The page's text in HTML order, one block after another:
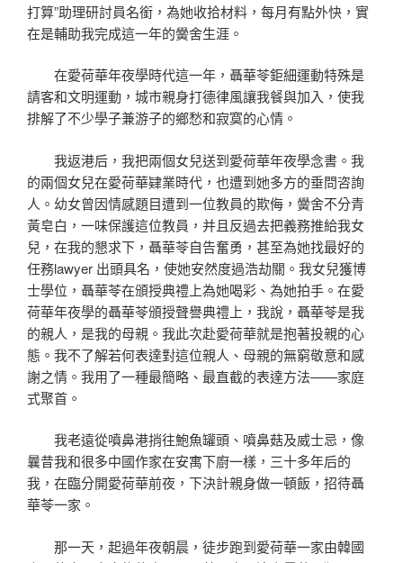
打算”助理研討員名銜，為她收拾材料，每月有點外快，實
在是輔助我完成這一年的黌舍生涯。
在愛荷華年夜學時代這一年，聶華苓鉅細運動特殊是
請客和文明運動，城市親身打德律風讓我餐與加入，使我
排解了不少學子兼游子的鄉愁和寂寞的心情。
我返港后，我把兩個女兒送到愛荷華年夜學念書。我
的兩個女兒在愛荷華肄業時代，也遭到她多方的垂問咨詢
人。幼女曾因情感題目遭到一位教員的欺侮，黌舍不分青
黃皂白，一味保護這位教員，并且反過去把義務推給我女
兒，在我的懇求下，聶華苓自告奮勇，甚至為她找最好的
任務lawyer 出頭具名，使她安然度過浩劫關。我女兒獲博
士學位，聶華苓在頒授典禮上為她喝彩、為她拍手。在愛
荷華年夜學的聶華苓頒授聲譽典禮上，我說，聶華苓是我
的親人，是我的母親。我此次赴愛荷華就是抱著投親的心
態。我不了解若何表達對這位親人、母親的無窮敬意和感
謝之情。我用了一種最簡略、最直截的表達方法——家庭
式聚首。
我老遠從噴鼻港捎往鮑魚罐頭、噴鼻菇及威士忌，像
曩昔我和很多中國作家在安寓下廚一樣，三十多年后的
我，在臨分開愛荷華前夜，下決計親身做一頓飯，招待聶
華苓一家。
那一天，起過年夜朝晨，徒步跑到愛荷華一家由韓國